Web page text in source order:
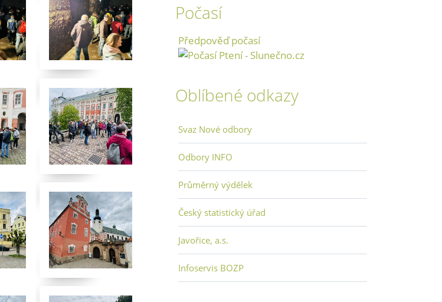
Počasí
Předpověď počasí
Oblíbené odkazy
Svaz Nové odbory
Odbory INFO
Průměrný výdělek
Český statistický úřad
Javořice, a.s.
Infoservis BOZP